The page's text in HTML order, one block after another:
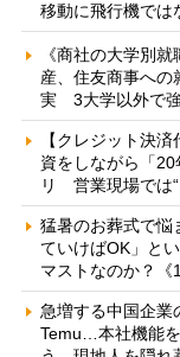
移動に飛行機では
《商社の大学別
産、住友商事への
実 3大学以外で
【クレジット決
資をしながら「
リ 営業現場では“
猛暑のお葬式で
ていけばOK」と
マストなのか？《
急増する中国企業
Temu…本社機能